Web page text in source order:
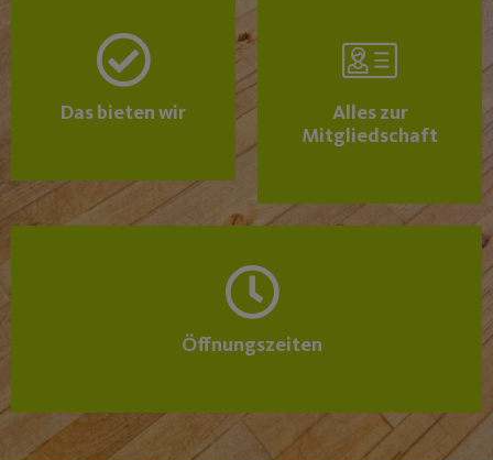
Das bieten wir
Alles zur
Mitgliedschaft
Öffnungszeiten